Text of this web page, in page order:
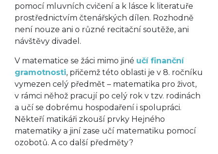
pomocí mluvních cvičení a k lásce k literatuře
prostřednictvím čtenářských dílen. Rozhodně
není nouze ani o různé recitační soutěže, ani
návštěvy divadel.
V matematice se žáci mimo jiné učí finanční
gramotnosti, přičemž této oblasti je v 8. ročníku
vymezen celý předmět – matematika pro život,
v rámci něhož pracují po celý rok v tzv. rodinách
a učí se dobrému hospodaření i spolupráci.
Někteří matikáři zkouší prvky Hejného
matematiky a jiní zase učí matematiku pomocí
ozobotů. A co další předměty?